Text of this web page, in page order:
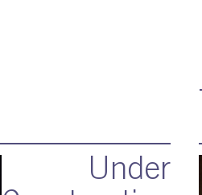
Under